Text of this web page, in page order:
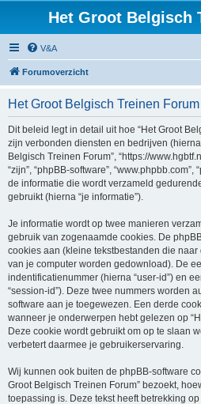
Het Groot Belgisch
V&A
Forumoverzicht
Het Groot Belgisch Treinen
Dit beleid legt in detail uit hoe “Het Groot
zijn verbonden diensten en bedrijven (hierna
Belgisch Treinen Forum”, “https://
“zijn”, “phpBB-software”, “www.phpbb.com”,
de informatie die wordt verzameld
gebruikt (hierna “je informatie”).
Je informatie wordt op twee manieren
gebruik van zogenaamde cookies. De
cookies aan (kleine tekstbestanden die
van je computer worden gedownload). De
indentificatienummer (hierna “user-id”) en
“session-id”). Deze twee nummers worden
software aan je toegewezen. Een derde
wanneer je onderwerpen hebt gelezen op
Deze cookie wordt gebruikt om op te slaan
verbetert daarmee je gebruikerservaring.
Wij kunnen ook buiten de phpBB-software
Groot Belgisch Treinen Forum” bezoekt,
toepassing is. Deze tekst heeft betrekking